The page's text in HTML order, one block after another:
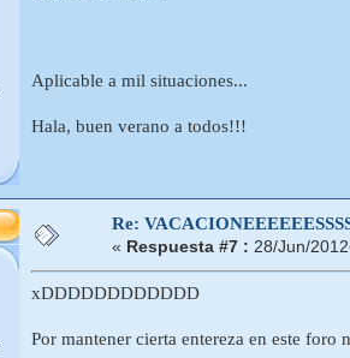
Aplicable a mil situaciones...
Hala, buen verano a todos!!!
Re:
« Respuesta #7 : 28/Jun/
xDDDDDDDDDDDD
Por mantener cierta entereza en este